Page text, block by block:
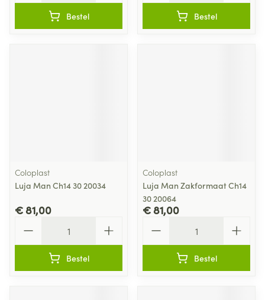
Bestel Bestel
Coloplast
Luja Man Ch14 30 20034
€ 81,00
Bestel
Coloplast
Luja Man Zakformaat Ch14
30 20064
€ 81,00
Bestel